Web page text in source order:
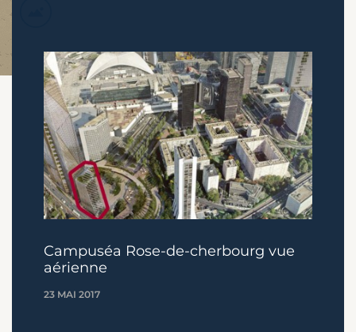
Campuséa Rose-de-cherbourg vue
aérienne
23 MAI 2017